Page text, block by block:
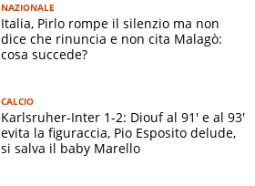
NAZIONALE
Italia, Pirlo rompe il silenzio ma non
dice che rinuncia e non cita Malagò:
cosa succede?
CALCIO
Karlsruher-Inter 1-2: Diouf al 91' e al 93'
evita la figuraccia, Pio Esposito delude,
si salva il baby Marello